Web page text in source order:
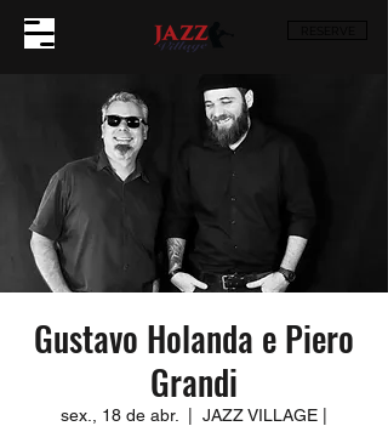
Gustavo Holanda e Piero
Grandi
sex., 18 de abr.
JAZZ VILLAGE |